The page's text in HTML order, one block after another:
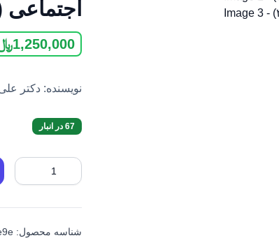
اجتماعی
1,250,000
نویسنده: دکتر
67 در انبار
مهارت‌های
زندگی:
زندگی
شناسه محصول: